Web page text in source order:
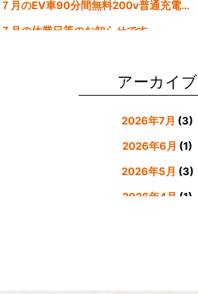
７月のEV車90分間無料200v普通充電クーポン券！！
７月の休業日等のお知らせです。
アーカイブ
2026年7月 (3)
2026年6月 (1)
2026年5月 (3)
2026年4月 (1)